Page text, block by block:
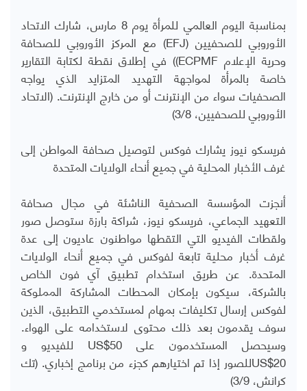
بمناسبة اليوم العالمي للمرأة يوم 8 مارس، شارك الاتحاد
الأوروبي للصحفيين (EFJ) مع المركز الأوروبي للصحافة
وحرية الإعلام ECPMF)) في إطلاق نقطة لكتابة التقارير
خاصة بالمرأة لمواجهة التهديد المتزايد الذي يواجه
الصحفيات سواء من الإنترنت أو من خارج الإنترنت. (الاتحاد
الأوروبي للصحفيين، 3/8)
فريسكو نيوز يشارك فوكس لتوصيل صحافة المواطن إلى
غرف الأخبار المحلية في جميع أنحاء الولايات المتحدة
أنجزت المؤسسة الصحفية الناشئة في مجال صحافة
التعهيد الجماعي، فريسكو نيوز، شراكة بارزة ستوصل صور
ولقطات الفيديو التي التقطها مواطنون عاديون إلى عدة
غرف أخبار محلية تابعة لفوكس في جميع أنحاء الولايات
المتحدة. عن طريق استخدام تطبيق آي فون الخاص
بالشركة، سيكون بإمكان المحطات المشاركة المملوكة
لفوكس إرسال تكليفات بمهام لمستخدمي التطبيق، الذين
سوف يقدمون بعد ذلك محتوى لاستخدامه على الهواء.
وسيحصل المستخدمون على US$50 للفيديو و
US$20للصور إذا تم اختيارهم كجزء من برنامج إخباري. (تك
كرانش، 3/9)